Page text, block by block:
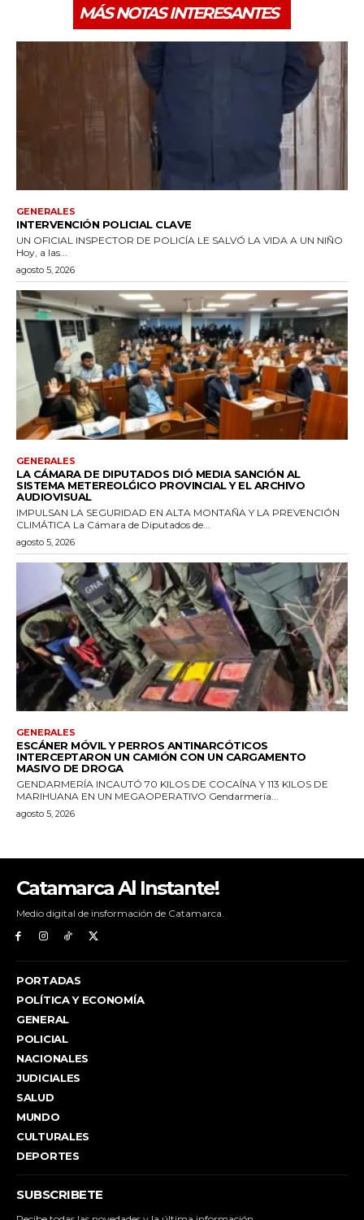
Catamarca Al Instante!
Medio digital de insformación de Catamarca.
PORTADAS
POLÍTICA Y ECONOMÍA
GENERAL
POLICIAL
NACIONALES
JUDICIALES
SALUD
MUNDO
CULTURALES
DEPORTES
SUBSCRIBETE